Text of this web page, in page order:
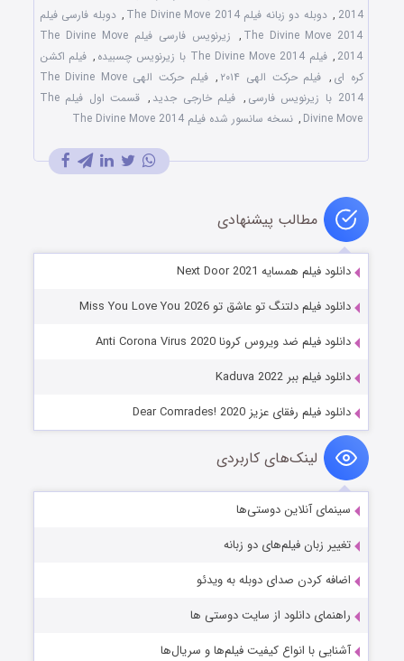
2014
, دوبله دو زبانه فیلم The Divine Move 2014 , دوبله فارسی فیلم
The Divine Move 2014
,
زیرنویس فارسی فیلم The Divine Move
2014
, فیلم The Divine Move 2014 با زیرنویس چسبیده , فیلم اکشن
کره ای , فیلم حرکت الهی ۲۰۱۴ ,
فیلم حرکت الهی The Divine Move
2014 با زیرنویس فارسی
, فیلم خارجی جدید ,
قسمت اول فیلم The
Divine Move
, نسخه سانسور شده فیلم The Divine Move 2014
مطالب پیشنهادی
دانلود فیلم همسایه Next Door 2021
دانلود فیلم دلتنگ تو عاشق تو Miss You Love You 2026
دانلود فیلم ضد ویروس کرونا Anti Corona Virus 2020
دانلود فیلم ببر Kaduva 2022
دانلود فیلم رفقای عزیز Dear Comrades! 2020
لینک‌های کاربردی
سینمای آنلاین دوستی‌ها
تغییر زبان فیلم‌های دو زبانه
اضافه کردن صدای دوبله به ویدئو
راهنمای دانلود از سایت دوستی ها
آشنایی با انواع کیفیت فیلم‌ها و سریال‌ها